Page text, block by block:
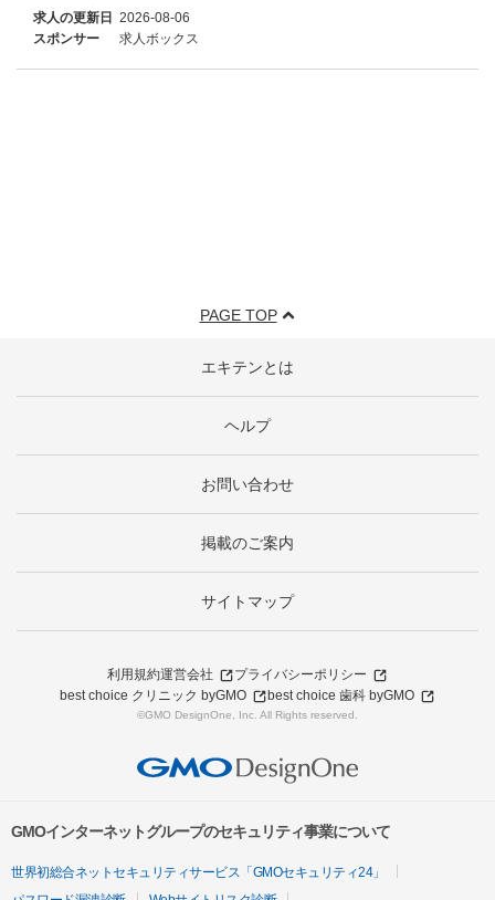
求人の更新日 2026-08-06
スポンサー
求人ボックス
PAGE TOP
エキテンとは
ヘルプ
お問い合わせ
掲載のご案内
サイトマップ
利用規約運営会社
プライバシーポリシー
best choice クリニック byGMO
best choice 歯科 byGMO
©GMO DesignOne, Inc. All Rights reserved.
GMOインターネットグループのセキュリティ事業について
世界初総合ネットセキュリティサービス「GMOセキュリティ24」